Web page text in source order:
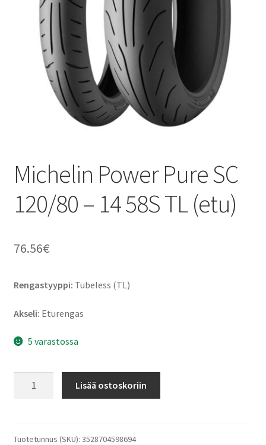
Michelin Power Pure SC
120/80 – 14 58S TL (etu)
76.56€
Rengastyyppi: Tubeless (TL)
Akseli: Eturengas
5 varastossa
120/80
Lisää ostoskoriin
Tuotetunnus (SKU): 3528704598694